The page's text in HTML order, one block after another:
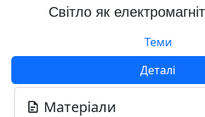
Світло як
Теми
Деталі
Матеріали